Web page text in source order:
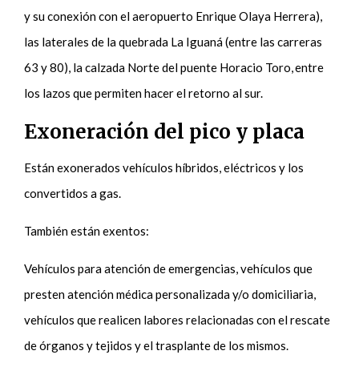
y su conexión con el aeropuerto Enrique Olaya Herrera),
las laterales de la quebrada La Iguaná (entre las carreras
63 y 80), la calzada Norte del puente Horacio Toro, entre
los lazos que permiten hacer el retorno al sur.
Exoneración del pico y placa
Están exonerados vehículos híbridos, eléctricos y los
convertidos a gas.
También están exentos:
Vehículos para atención de emergencias, vehículos que
presten atención médica personalizada y/o domiciliaria,
vehículos que realicen labores relacionadas con el rescate
de órganos y tejidos y el trasplante de los mismos.